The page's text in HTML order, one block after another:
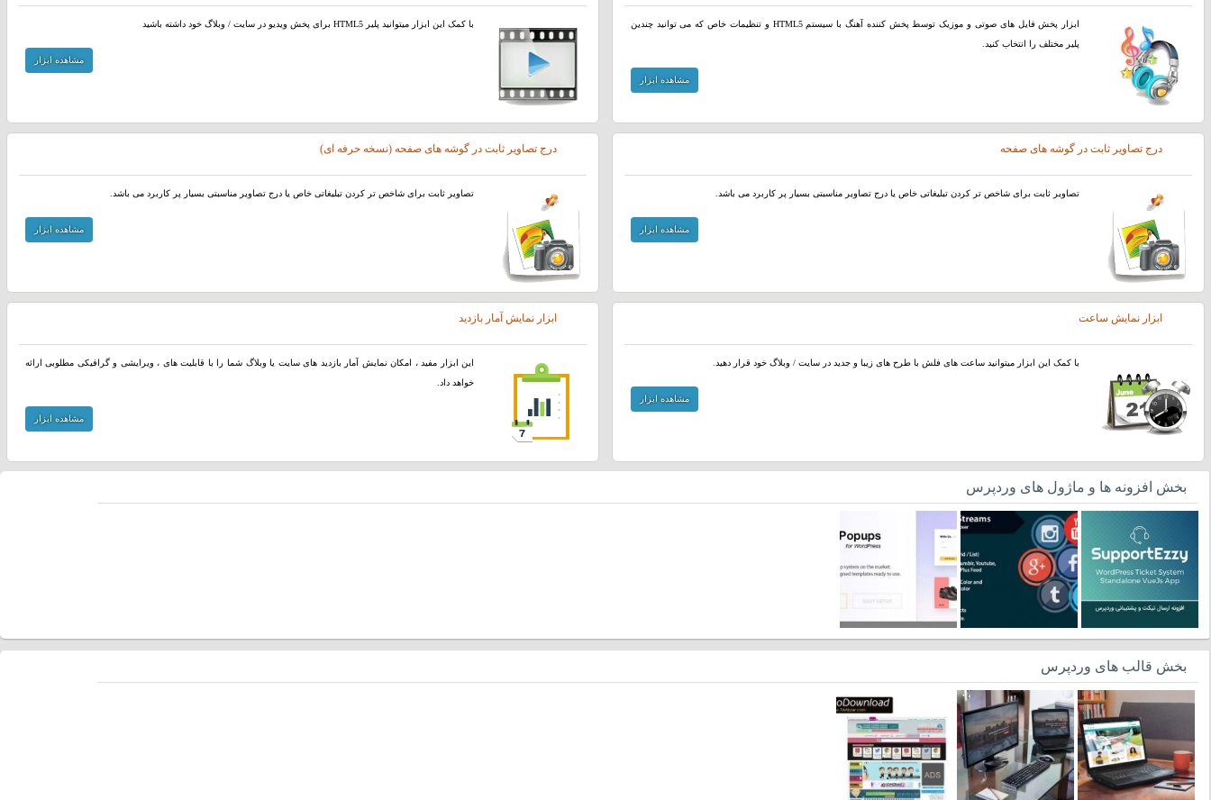
ابزار پخش فایل های صوتی و موزیک توسط پخش کننده آهنگ با سیستم HTML5 و تنظیمات خاص که می توانید چندین
پلیر مختلف را انتخاب کنید.
مشاهده ابزار
با کمک این ابزار میتوانید پلیر HTML5 برای پخش ویدیو در سایت / وبلاگ خود داشته باشید
مشاهده ابزار
درج تصاویر ثابت در گوشه های صفحه
تصاویر ثابت برای شاخص تر کردن تبلیغاتی خاص یا درج تصاویر مناسبتی بسیار پر کاربرد می باشد.
مشاهده ابزار
درج تصاویر ثابت در گوشه های صفحه (نسخه حرفه ای)
تصاویر ثابت برای شاخص تر کردن تبلیغاتی خاص یا درج تصاویر مناسبتی بسیار پر کاربرد می باشد.
مشاهده ابزار
ابزار نمایش ساعت
با کمک این ابزار میتوانید ساعت های فلش با طرح های زیبا و جدید در سایت / وبلاگ خود قرار دهید.
مشاهده ابزار
ابزار نمایش آمار بازدید
این ابزار مفید ، امکان نمایش آمار بازدید های سایت یا وبلاگ شما را با قابلیت های ، ویرایشی و گرافیکی مطلوبی ارائه
خواهد داد.
مشاهده ابزار
بخش افزونه ها و ماژول های وردپرس
بخش قالب های وردپرس